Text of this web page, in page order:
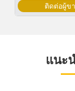
ติดต่อผู้ข
แนะ